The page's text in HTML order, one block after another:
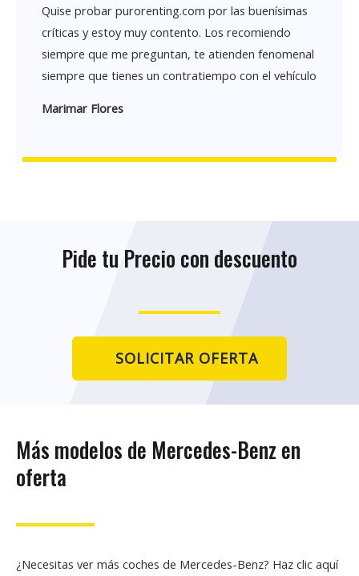
Quise probar purorenting.com por las buenísimas
críticas y estoy muy contento. Los recomiendo
siempre que me preguntan, te atienden fenomenal
siempre que tienes un contratiempo con el vehículo
Marimar Flores
Pide tu Precio con descuento
SOLICITAR OFERTA
Más modelos de Mercedes-Benz en
oferta
¿Necesitas ver más coches de Mercedes-Benz? Haz clic aquí